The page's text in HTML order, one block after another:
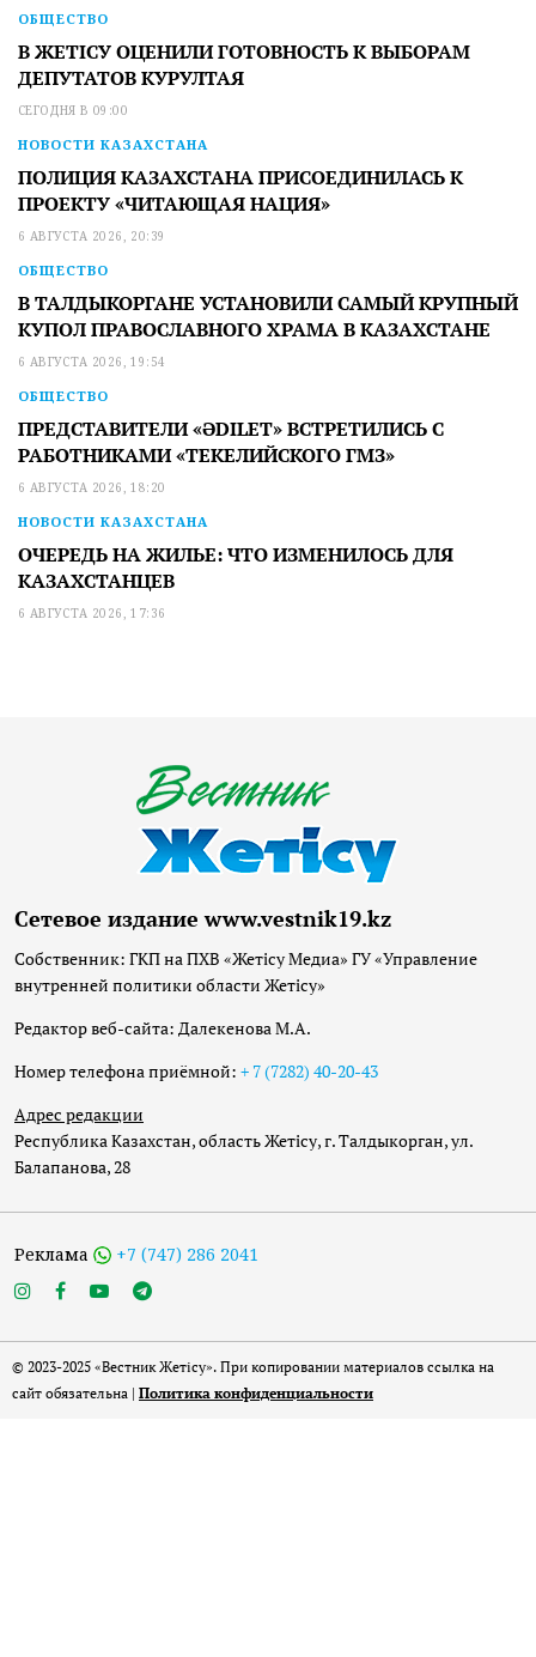
ОБЩЕСТВО
В ЖЕТІСУ ОЦЕНИЛИ ГОТОВНОСТЬ К ВЫБОРАМ
ДЕПУТАТОВ КУРУЛТАЯ
СЕГОДНЯ В 09:00
НОВОСТИ КАЗАХСТАНА
ПОЛИЦИЯ КАЗАХСТАНА ПРИСОЕДИНИЛАСЬ К
ПРОЕКТУ «ЧИТАЮЩАЯ НАЦИЯ»
6 АВГУСТА 2026, 20:39
ОБЩЕСТВО
В ТАЛДЫКОРГАНЕ УСТАНОВИЛИ САМЫЙ КРУПНЫЙ
КУПОЛ ПРАВОСЛАВНОГО ХРАМА В КАЗАХСТАНЕ
6 АВГУСТА 2026, 19:54
ОБЩЕСТВО
ПРЕДСТАВИТЕЛИ «ӘDILET» ВСТРЕТИЛИСЬ С
РАБОТНИКАМИ «ТЕКЕЛИЙСКОГО ГМЗ»
6 АВГУСТА 2026, 18:20
НОВОСТИ КАЗАХСТАНА
ОЧЕРЕДЬ НА ЖИЛЬЕ: ЧТО ИЗМЕНИЛОСЬ ДЛЯ
КАЗАХСТАНЦЕВ
6 АВГУСТА 2026, 17:36
Сетевое издание www.vestnik19.kz
Собственник: ГКП на ПХВ «Жетісу Медиа» ГУ «Управление
внутренней политики области Жетісу»
Редактор веб-сайта: Далекенова М.А.
Номер телефона приёмной: + 7 (7282) 40-20-43
Адрес редакции
Республика Казахстан, область Жетісу, г. Талдыкорган, ул.
Балапанова, 28
Реклама +7 (747) 286 2041
© 2023-2025 «Вестник Жетісу». При копировании материалов ссылка на
сайт обязательна | Политика конфиденциальности